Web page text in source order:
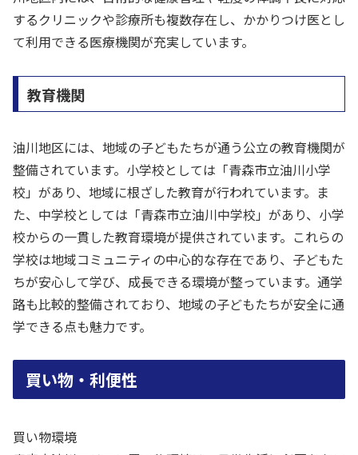
するクリニックや診療所も複数存在し、かかりつけ医とし
て利用できる医療機関が充実しています。
教育機関
油川地区には、地域の子どもたちが通う公立の教育機関が
整備されています。小学校としては「青森市立油川小学
校」があり、地域に根ざした教育が行われています。ま
た、中学校としては「青森市立油川中学校」があり、小学
校からの一貫した教育環境が提供されています。これらの
学校は地域コミュニティの中心的な存在であり、子どもた
ちが安心して学び、成長できる環境が整っています。通学
路も比較的整備されており、地域の子どもたちが安全に通
学できる点も魅力です。
買い物・利便性
買い物環境